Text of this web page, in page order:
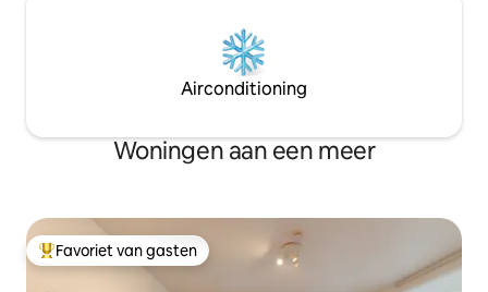
Airconditioning
Woningen aan een meer
Topfavoriet van gasten
Favoriet van gasten